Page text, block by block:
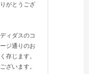
がとうござ
ィダスのコ
ジ通りのお
存じます。
ざいます。